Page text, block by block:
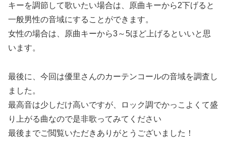
キーを調節して歌いたい場合は、原曲キーから2下げると
一般男性の音域にすることができます。
女性の場合は、
原曲キーから3～5ほど上げるといいと 思
います。
最後に、今回は優里さんのカーテンコールの音域を調査し
ました。
最高音は少しだけ高いですが、ロック調でかっこよくて盛
り上がる曲なので是非歌ってみてください
最後までご閲覧いただきありがとうございました！